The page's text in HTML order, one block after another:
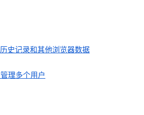
史记录和其他浏览器数据
理多个用户